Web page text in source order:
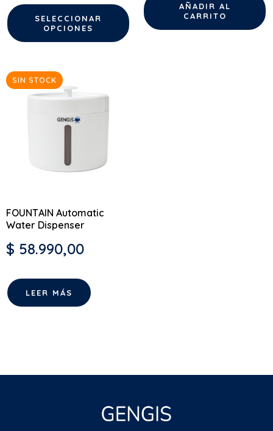
SELECCIONAR
OPCIONES
AÑADIR AL
CARRITO
FOUNTAIN Automatic
Water Dispenser
$ 58.990,00
SIN STOCK
LEER MÁS